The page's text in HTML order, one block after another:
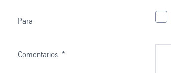
Para
Comentarios *